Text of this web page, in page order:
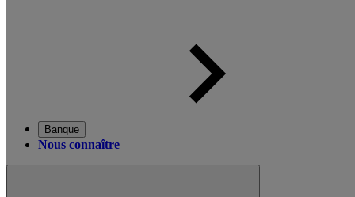
Banque
Nous connaître